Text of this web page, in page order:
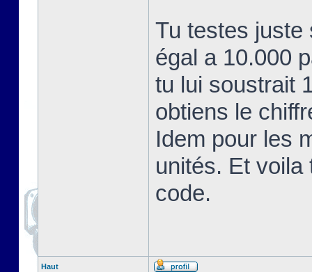
Tu testes juste
égal a 10.000
tu lui soustrait
obtiens le
Idem pour les
unités. Et voila
code.
Haut